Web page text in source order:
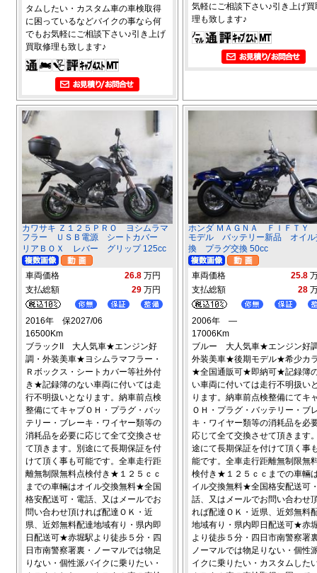
タムしたい・カスタム車の車検取得
に困っているなどバイクの事なら何
でもお気軽にご相談下さい♪引き上げ
買取修理も致します♪
気軽にご相談下さい♪引き上げ買
理も致します♪
カワサキ Ｚ１２５ＰＲＯ ヨシムラマ
フラー ＵＳＢ電源 シートカバー
リアＢＯＸ レバー グリップ 125cc
車両価格 26.8 万円
支払総額
29 万円
2016年 保2027/06
16500Km
ブラックII 大人気車★エンジン好
調・外装美車★ヨシムラマフラー・
Ｒボックス・シートカバー等社外付
き★記録簿のない車両に付いては走
行不明扱いとなります。納車前点検
整備にてキャブＯＨ・プラグ・バッ
テリー・ブレーキ・ワイヤー類等の
消耗品を必要に応じて全て交換させ
て頂きます。別途にて長期保証を付
けて頂く事も可能です。全車走行距
離無制限無料点検付き★１２５ｃｃ
までの車輛はオイル交換無料★全国
格安配送可・電話、又はメールでお
問い合わせ頂ければ配達ＯＫ・近
県、近郊無料配達地域有り・県内即
日配送可★赤堀駅より徒歩５分・四
日市南警察署裏・ノーマルでは物足
りない・個性派バイクに乗りたい・
ホンダ ＭＡＧＮＡ ＦＩＦＴＹ
モデル バッテリー新品 オイル
換 プラグ交換 50cc
車両価格 25.8
支払総額
28
2006年 ―
17006Km
ブルー 大人気車★エンジン好
外装美車★後期モデル★希少カ
★全国通販可★即納可★記録簿
い車両に付いては走行不明扱い
ります。納車前点検整備にてキ
ＯＨ・プラグ・バッテリー・ブ
キ・ワイヤー類等の消耗品を必
応じて全て交換させて頂きます
途にて長期保証を付けて頂く事
能です。全車走行距離無制限無
検付き★１２５ｃｃまでの車輛
イル交換無料★全国格安配送可
話、又はメールでお問い合わせ
れば配達ＯＫ・近県、近郊無料
地域有り・県内即日配送可★赤
より徒歩５分・四日市南警察署
ノーマルでは物足りない・個性
イクに乗りたい・カスタムした